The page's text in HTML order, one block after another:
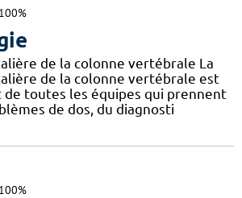
100%
de la colonne vertébrale La
de la colonne vertébrale est
toutes les équipes qui prennent
de dos, du diagnosti
100%